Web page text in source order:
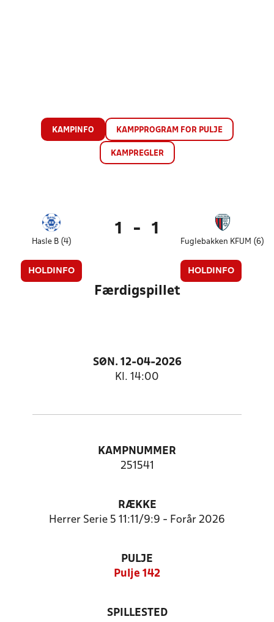
KAMPINFO KAMPPROGRAM FOR PULJE
KAMPREGLER
Hasle B (4)
HOLDINFO
1 - 1
Fuglebakken KFUM (6)
HOLDINFO
Færdigspillet
SØN. 12-04-2026
Kl. 14:00
KAMPNUMMER
251541
RÆKKE
Herrer Serie 5 11:11/9:9 - Forår 2026
PULJE
Pulje 142
SPILLESTED